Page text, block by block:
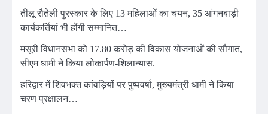
तीलू रौतेली पुरस्कार के लिए 13 महिलाओं का चयन, 35 आंगनबाड़ी
कार्यकर्तियां भी होंगी सम्मानित…
मसूरी विधानसभा को 17.80 करोड़ की विकास योजनाओं की सौगात,
सीएम धामी ने किया लोकार्पण-शिलान्यास.
हरिद्वार में शिवभक्त कांवड़ियों पर पुष्पवर्षा, मुख्यमंत्री धामी ने किया
चरण प्रक्षालन…